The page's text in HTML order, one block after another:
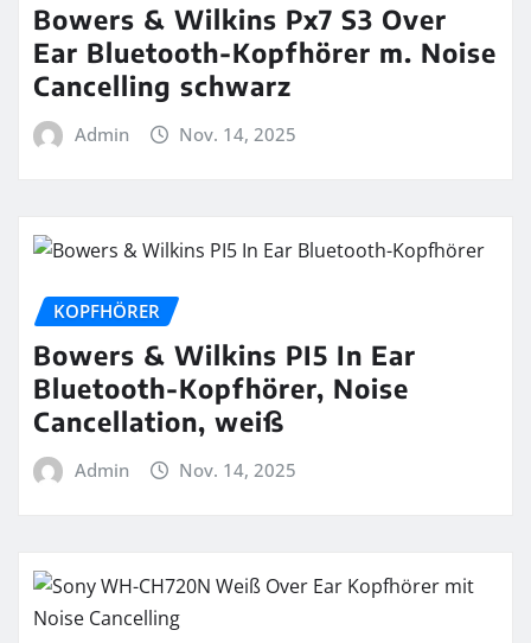
Bowers & Wilkins Px7 S3 Over
Ear Bluetooth-Kopfhörer m. Noise
Cancelling schwarz
Admin Nov. 14, 2025
KOPFHÖRER
Bowers & Wilkins PI5 In Ear
Bluetooth-Kopfhörer, Noise
Cancellation, weiß
Admin Nov. 14, 2025